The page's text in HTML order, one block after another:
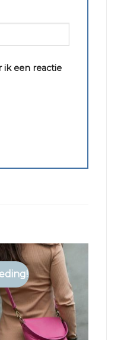
ik een reactie